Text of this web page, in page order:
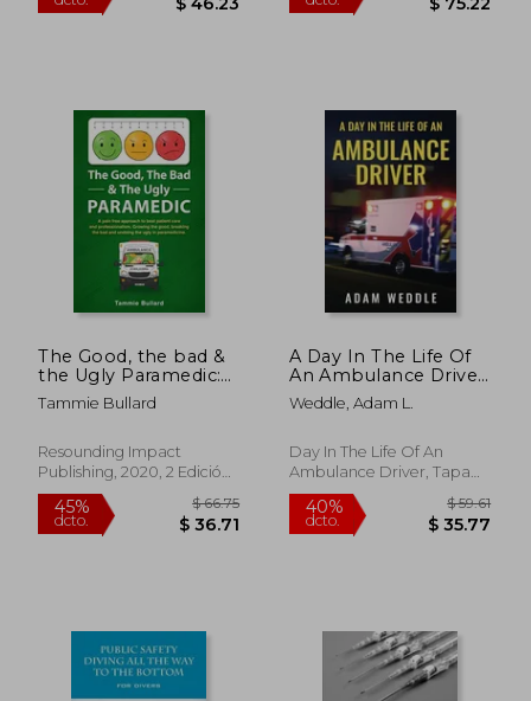
The Good, the bad &
the Ugly Paramedic:
Growing the Good,
Breaking the bad &
Paramedicine: A Book
for Growing the
bad and Undoing the
Ugly in Paramedicine
Tammie Bullard
Resounding Impact
Publishing, 2020, 2 Edición,
Tapa Blanda, Nuevo
A Day In The Life Of
An Ambulance Driver:
The Good, The Bad
and The Stupid (en
Weddle, Adam L.
Day In The Life Of An
Ambulance Driver, Tapa
Blanda, Nuevo